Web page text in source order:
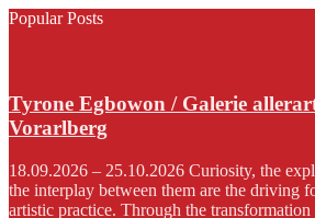
Popular Posts
Tyrone Egbowon / Galerie
Vorarlberg
18.09.2026 – 25.10.2026 Curiosity, the
the interplay between them are the driving
artistic practice. Through the transformation